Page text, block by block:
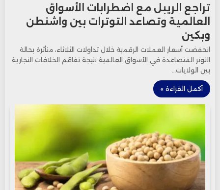
تراجع الريبل مع اضطرابات الأسواق
العالمية وتصاعد التوترات بين واشنطن
وبكين
انخفضت أسعار العملات الرقمية خلال تداولات الثلاثاء، متأثرة بحالة
التوتر المتصاعدة في الأسواق العالمية نتيجة تفاقم الخلافات التجارية
بين الولايات…
أكمل القراءة »